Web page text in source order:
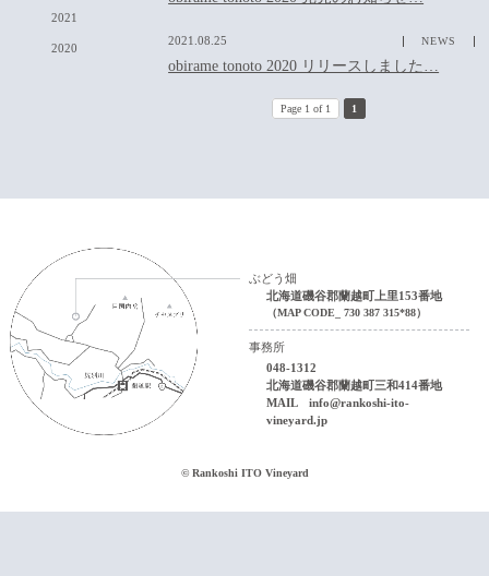
2021.08.25 NEWS
obirame tonoto 2020 リリースしました…
Page 1 of 1 1
2021
2020
ぶどう畑
北海道磯谷郡蘭越町上里153番地
（MAP CODE_ 730 387 315*88）
事務所
048-1312
北海道磯谷郡蘭越町三和414番地
MAIL info@rankoshi-ito-
vineyard.jp
© Rankoshi ITO Vineyard